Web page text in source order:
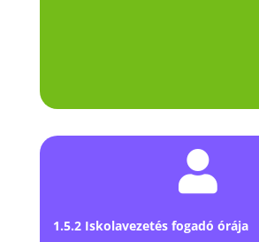

1.5.2 Iskolavezetés fogadó órája